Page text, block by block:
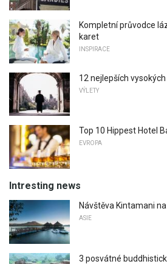
Kompletní průvodce
karet
INSPIRACE
12 nejlepších vysokých
VÝLETY
Top 10 Hippest Hotel
EVROPA
Intresting news
Návštěva Kintamani
ASIE
3 posvátné